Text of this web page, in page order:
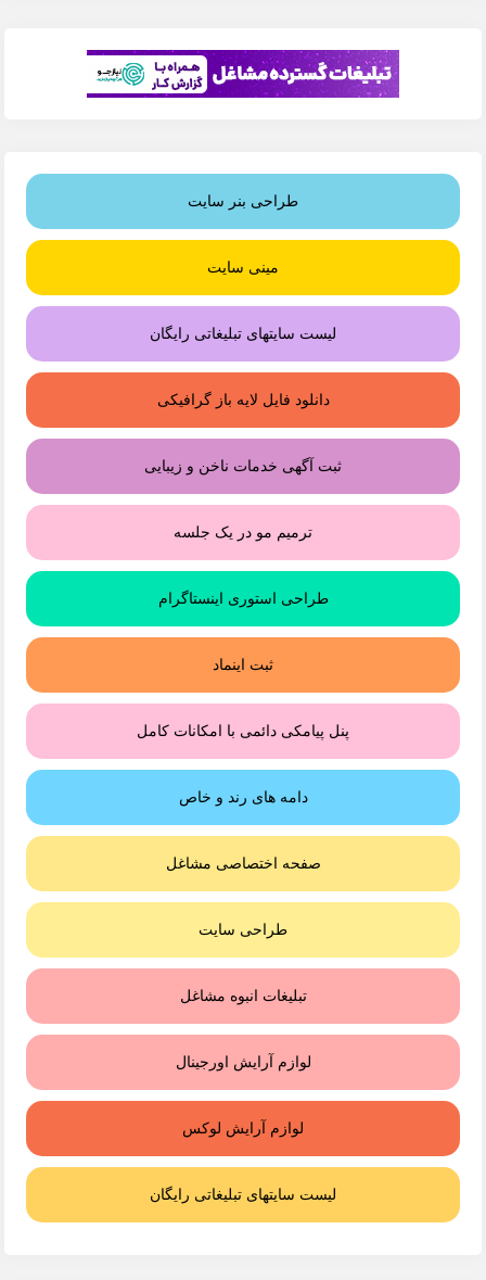
طراحی بنر سایت
مینی سایت
لیست سایتهای تبلیغاتی رایگان
دانلود فایل لایه باز گرافیکی
ثبت آگهی خدمات ناخن و زیبایی
ترمیم مو در یک جلسه
طراحی استوری اینستاگرام
ثبت اینماد
پنل پیامکی دائمی با امکانات کامل
دامه های رند و خاص
صفحه اختصاصی مشاغل
طراحی سایت
تبلیغات انبوه مشاغل
لوازم آرایش اورجینال
لوازم آرایش لوکس
لیست سایتهای تبلیغاتی رایگان